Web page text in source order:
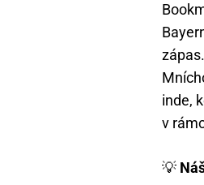
inde,
v
💡